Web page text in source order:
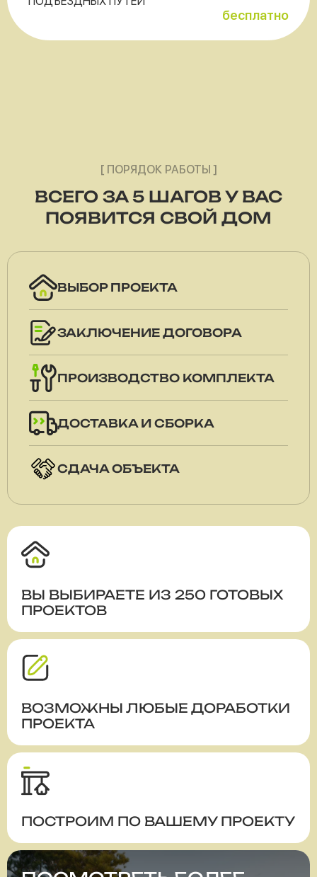
бесплатно
[ ПОРЯДОК РАБОТЫ ]
ВСЕГО ЗА 5 ШАГОВ У ВАС
ПОЯВИТСЯ СВОЙ ДОМ
ВЫ ВЫБИРАЕТЕ ИЗ 250 ГОТОВЫХ
ПРОЕКТОВ
ВОЗМОЖНЫ ЛЮБЫЕ ДОРАБОТКИ
ПРОЕКТА
ПОСТРОИМ ПО ВАШЕМУ ПРОЕКТУ
ВЫБОР ПРОЕКТА
ЗАКЛЮЧЕНИЕ ДОГОВОРА
ПРОИЗВОДСТВО КОМПЛЕКТА
ДОСТАВКА И СБОРКА
СДАЧА ОБЪЕКТА